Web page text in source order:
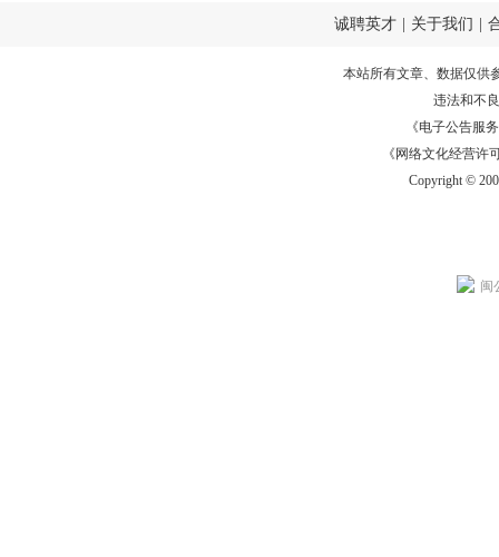
诚聘英才 关于我们
本站所有文章、数据仅供
违法和不
《电子公告服务
《网络文化经营许
Copyright ©
闽